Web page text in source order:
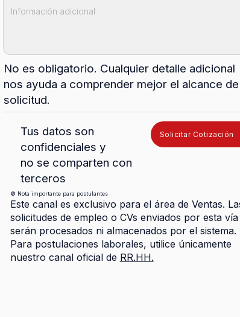
No es obligatorio. Cualquier detalle adicional
nos ayuda a comprender mejor el alcance de
solicitud.
Tus datos son
confidenciales y
no se comparten con
terceros
Solicitar Cotización
🚫 Nota importante para postulantes
Este canal es exclusivo para el área de Ventas.
solicitudes de empleo o CVs enviados por esta
serán procesados ni almacenados por el sistema.
Para postulaciones laborales, utilice únicamente
nuestro canal oficial de RR.HH.